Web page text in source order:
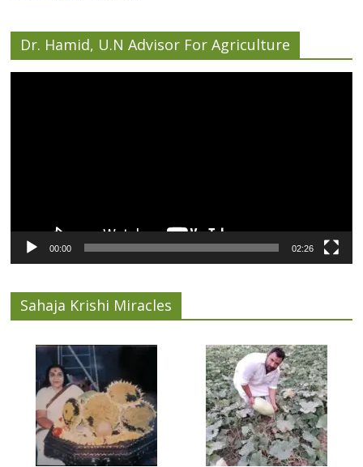
Dr. Hamid, U.N Advisor For Agriculture
00:00 02:26
Sahaja Krishi Miracles